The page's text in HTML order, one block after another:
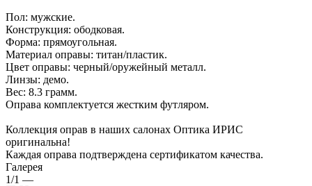
Пол: мужские.
Конструкция: ободковая.
Форма: прямоугольная.
Материал оправы: титан/пластик.
Цвет оправы: черный/оружейный металл.
Линзы: демо.
Вес: 8.3 грамм.
Оправа комплектуется жестким футляром.
Коллекция оправ в наших салонах Оптика ИРИС
оригинальна!
Каждая оправа подтверждена сертификатом качества.
Галерея
1/1 —